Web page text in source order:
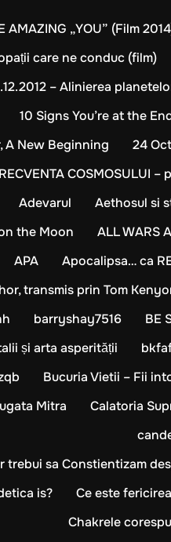
AMAZING „YOU” (Film
care ne conduc (film)
– Alinierea
10 Signs You’re at the
A New Beginning
24
COSMOSULUI –
Adevarul Aethosul si
the Moon
ALL WARS
APA Apocalipsa… ca
transmis prin Tom
barryshay7516 BE
și arta asperității
Bucuria Vietii – Fii
Mitra
Calatoria
trebui sa Constientizam
is?
Ce este
Chakrele